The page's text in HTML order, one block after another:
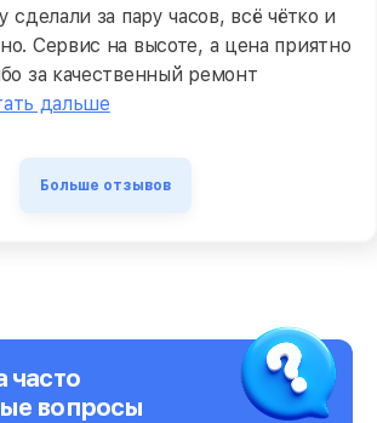
сделали за пару часов, всё чётко и
Сервис на высоте, а цена приятно
за качественный ремонт
дальше
Больше отзывов
часто
вопросы